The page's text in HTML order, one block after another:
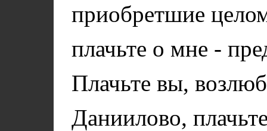
приобретшие
плачьте о мне -
Плачьте вы,
Даниилово,